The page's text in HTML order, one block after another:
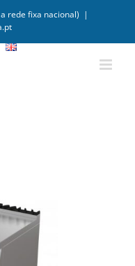
rede fixa nacional) |